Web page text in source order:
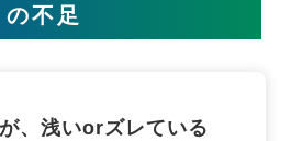
の不足
、浅いorズレている